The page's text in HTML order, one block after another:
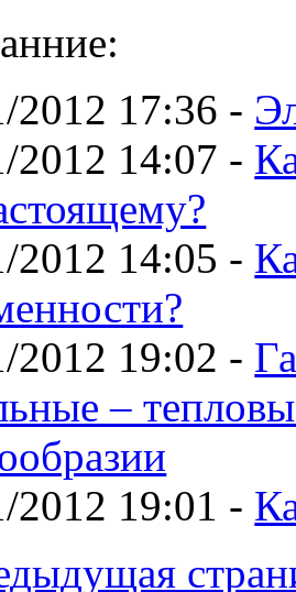
2012 17:36 -
2012 14:07 -
2012 14:05 -
2012 19:02 -
–
2012 19:01 -